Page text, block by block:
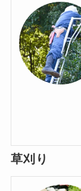
草刈り